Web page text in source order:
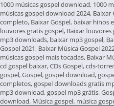
1000 músicas gospel download, 1000
músicas gospel download 2024,
completo, Baixar Gospel, baixar hinos
louvores gratis gospel, Baixar
mp3 downloads, baixar mp3 gospel,
Gospel 2021, Baixar Música Gospel
músicas gospel mais tocadas, Baixar
cd gospel baixar, CDs Gospel, cds-
gospel, Gospel, gospel download,
completos, gospel downloads gratis
mp3 download, gospel mp3 grátis,
download, Música gospel, música